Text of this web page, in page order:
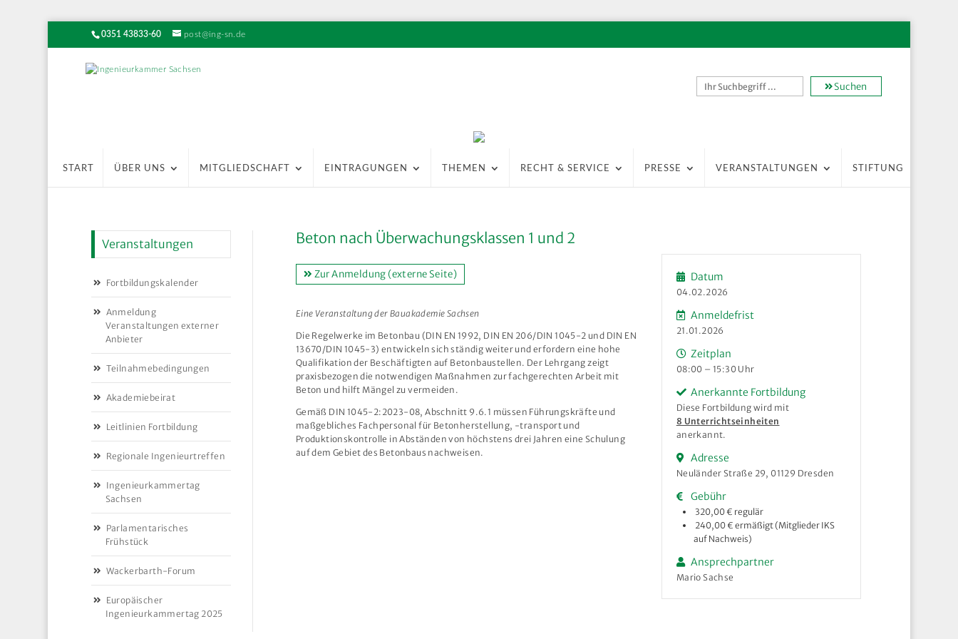
0351 43833-60 post@ing-sn.de
Suchen
START ÜBER UNS MITGLIEDSCHAFT EINTRAGUNGEN THEMEN RECHT & SERVICE PRESSE VERANSTALTUNGEN STIFTUNG
Veranstaltungen
Fortbildungskalender
Anmeldung
Veranstaltungen externer
Anbieter
Teilnahmebedingungen
Akademiebeirat
Leitlinien Fortbildung
Regionale Ingenieurtreffen
Ingenieurkammertag
Sachsen
Parlamentarisches
Frühstück
Wackerbarth-Forum
Europäischer
Ingenieurkammertag 2025
Beton nach Überwachungsklassen 1 und 2
Zur Anmeldung (externe Seite)
Eine Veranstaltung der Bauakademie Sachsen
Die Regelwerke im Betonbau (DIN EN 1992, DIN EN 206/DIN 1045-2 und DIN EN
13670/DIN 1045-3) entwickeln sich ständig weiter und erfordern eine hohe
Qualifikation der Beschäftigten auf Betonbaustellen. Der Lehrgang zeigt
praxisbezogen die notwendigen Maßnahmen zur fachgerechten Arbeit mit
Beton und hilft Mängel zu vermeiden.
Gemäß DIN 1045-2:2023-08, Abschnitt 9.6.1 müssen Führungskräfte und
maßgebliches Fachpersonal für Betonherstellung, -transport und
Produktionskontrolle in Abständen von höchstens drei Jahren eine Schulung
auf dem Gebiet des Betonbaus nachweisen.
Datum
04.02.2026
Anmeldefrist
21.01.2026
Zeitplan
08:00 – 15:30 Uhr
Anerkannte Fortbildung
Diese Fortbildung wird mit
8 Unterrichtseinheiten
anerkannt.
Adresse
Neuländer Straße 29, 01129 Dresden
Gebühr
320,00 € regulär
240,00 € ermäßigt (Mitglieder IKS
auf Nachweis)
Ansprechpartner
Mario Sachse